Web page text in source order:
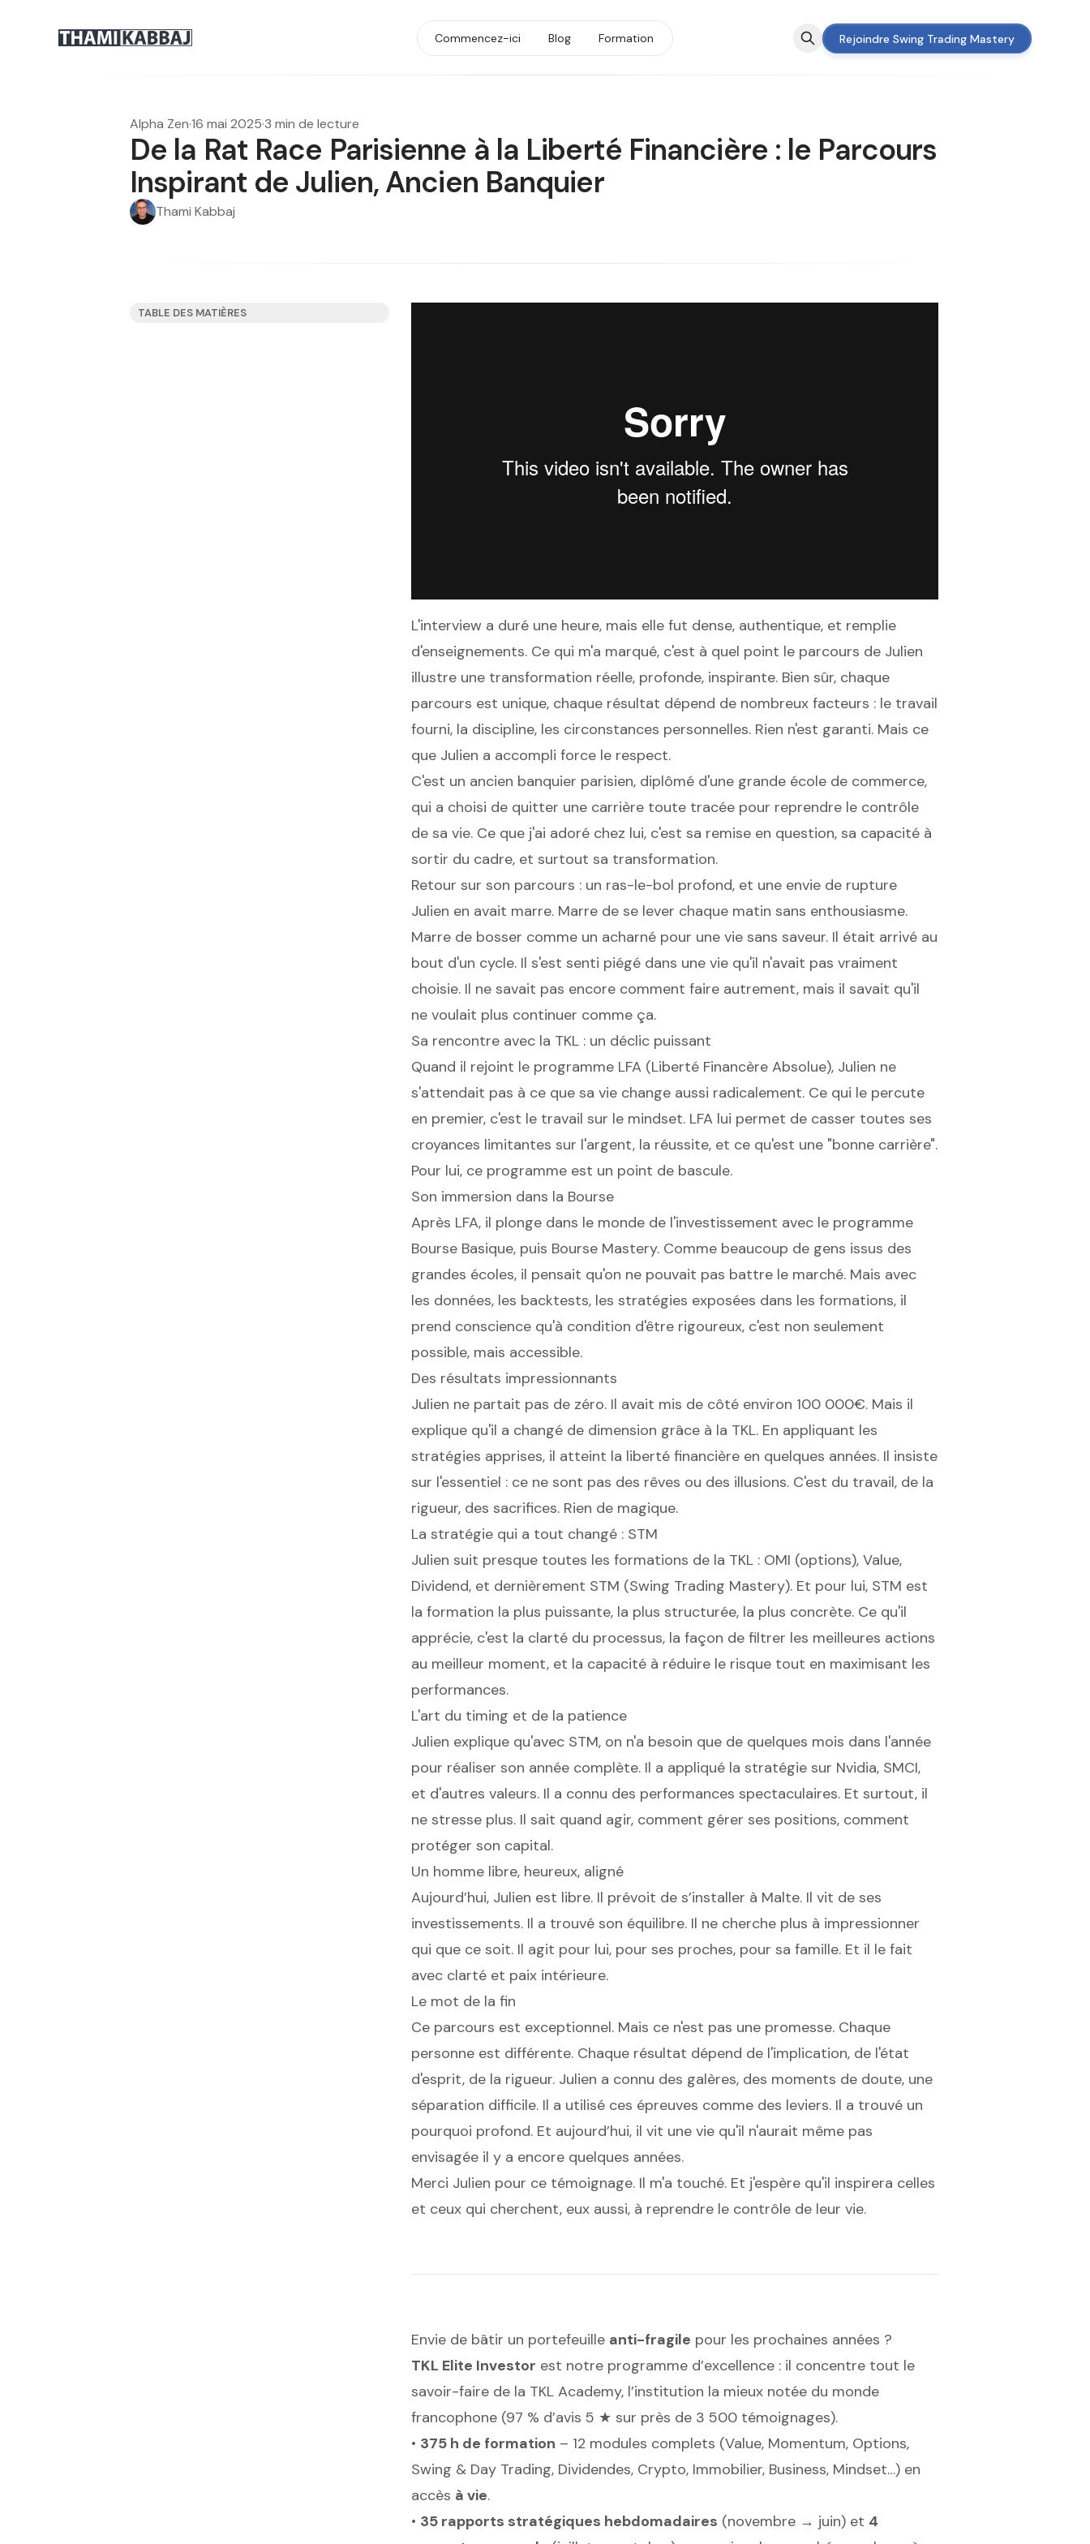
Commencez-ici Blog Formation Rejoindre Swing Trading Mastery
Alpha Zen·16 mai 2025·3 min de lecture
De la Rat Race Parisienne à la Liberté Financière : le Parcours
Inspirant de Julien, Ancien Banquier
Thami Kabbaj
TABLE DES MATIÈRES
L'interview a duré une heure, mais elle fut dense, authentique, et remplie
d'enseignements. Ce qui m'a marqué, c'est à quel point le parcours de Julien
illustre une transformation réelle, profonde, inspirante. Bien sûr, chaque
parcours est unique, chaque résultat dépend de nombreux facteurs : le travail
fourni, la discipline, les circonstances personnelles. Rien n'est garanti. Mais ce
que Julien a accompli force le respect.
C'est un ancien banquier parisien, diplômé d'une grande école de commerce,
qui a choisi de quitter une carrière toute tracée pour reprendre le contrôle
de sa vie. Ce que j'ai adoré chez lui, c'est sa remise en question, sa capacité à
sortir du cadre, et surtout sa transformation.
Retour sur son parcours : un ras-le-bol profond, et une envie de rupture
Julien en avait marre. Marre de se lever chaque matin sans enthousiasme.
Marre de bosser comme un acharné pour une vie sans saveur. Il était arrivé au
bout d'un cycle. Il s'est senti piégé dans une vie qu'il n'avait pas vraiment
choisie. Il ne savait pas encore comment faire autrement, mais il savait qu'il
ne voulait plus continuer comme ça.
Sa rencontre avec la TKL : un déclic puissant
Quand il rejoint le programme LFA (Liberté Financère Absolue), Julien ne
s'attendait pas à ce que sa vie change aussi radicalement. Ce qui le percute
en premier, c'est le travail sur le mindset. LFA lui permet de casser toutes ses
croyances limitantes sur l'argent, la réussite, et ce qu'est une "bonne carrière".
Pour lui, ce programme est un point de bascule.
Son immersion dans la Bourse
Après LFA, il plonge dans le monde de l'investissement avec le programme
Bourse Basique, puis Bourse Mastery. Comme beaucoup de gens issus des
grandes écoles, il pensait qu'on ne pouvait pas battre le marché. Mais avec
les données, les backtests, les stratégies exposées dans les formations, il
prend conscience qu'à condition d'être rigoureux, c'est non seulement
possible, mais accessible.
Des résultats impressionnants
Julien ne partait pas de zéro. Il avait mis de côté environ 100 000€. Mais il
explique qu'il a changé de dimension grâce à la TKL. En appliquant les
stratégies apprises, il atteint la liberté financière en quelques années. Il insiste
sur l'essentiel : ce ne sont pas des rêves ou des illusions. C'est du travail, de la
rigueur, des sacrifices. Rien de magique.
La stratégie qui a tout changé : STM
Julien suit presque toutes les formations de la TKL : OMI (options), Value,
Dividend, et dernièrement STM (Swing Trading Mastery). Et pour lui, STM est
la formation la plus puissante, la plus structurée, la plus concrète. Ce qu'il
apprécie, c'est la clarté du processus, la façon de filtrer les meilleures actions
au meilleur moment, et la capacité à réduire le risque tout en maximisant les
performances.
L'art du timing et de la patience
Julien explique qu'avec STM, on n'a besoin que de quelques mois dans l'année
pour réaliser son année complète. Il a appliqué la stratégie sur Nvidia, SMCI,
et d'autres valeurs. Il a connu des performances spectaculaires. Et surtout, il
ne stresse plus. Il sait quand agir, comment gérer ses positions, comment
protéger son capital.
Un homme libre, heureux, aligné
Aujourd’hui, Julien est libre. Il prévoit de s’installer à Malte. Il vit de ses
investissements. Il a trouvé son équilibre. Il ne cherche plus à impressionner
qui que ce soit. Il agit pour lui, pour ses proches, pour sa famille. Et il le fait
avec clarté et paix intérieure.
Le mot de la fin
Ce parcours est exceptionnel. Mais ce n'est pas une promesse. Chaque
personne est différente. Chaque résultat dépend de l'implication, de l'état
d'esprit, de la rigueur. Julien a connu des galères, des moments de doute, une
séparation difficile. Il a utilisé ces épreuves comme des leviers. Il a trouvé un
pourquoi profond. Et aujourd’hui, il vit une vie qu'il n'aurait même pas
envisagée il y a encore quelques années.
Merci Julien pour ce témoignage. Il m'a touché. Et j'espère qu'il inspirera celles
et ceux qui cherchent, eux aussi, à reprendre le contrôle de leur vie.
Envie de bâtir un portefeuille anti-fragile pour les prochaines années ?
TKL Elite Investor est notre programme d’excellence : il concentre tout le
savoir-faire de la TKL Academy, l’institution la mieux notée du monde
francophone (97 % d’avis 5 ★ sur près de 3 500 témoignages).
• 375 h de formation – 12 modules complets (Value, Momentum, Options,
Swing & Day Trading, Dividendes, Crypto, Immobilier, Business, Mindset…) en
accès à vie.
• 35 rapports stratégiques hebdomadaires (novembre → juin) et 4